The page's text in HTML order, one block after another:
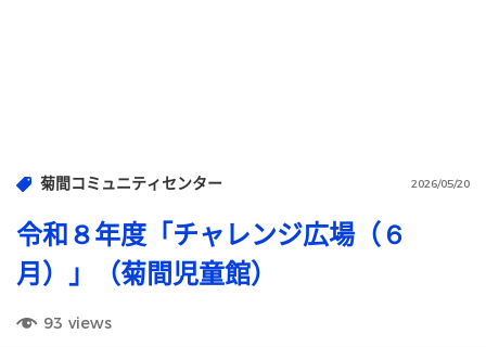
菊間コミュニティセンター 2026/05/20
令和８年度「チャレンジ広場（６
月）」（菊間児童館）
93 views